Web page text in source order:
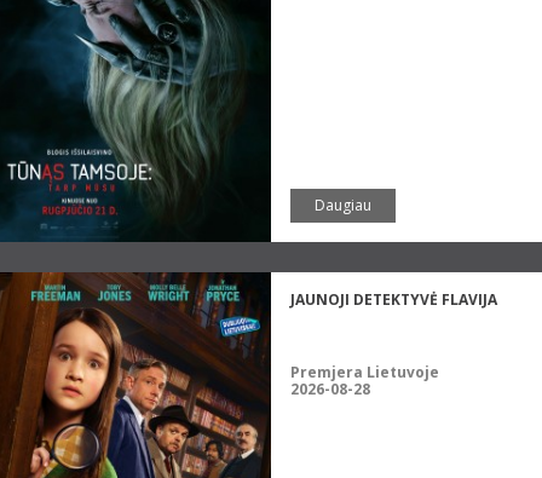
Daugiau
JAUNOJI DETEKTYVĖ FLAVIJA
Premjera Lietuvoje
2026-08-28